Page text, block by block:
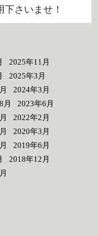
さいませ！
2025年11月
2025年3月
2024年3月
月
2023年6月
2022年2月
2020年3月
2019年6月
2018年12月